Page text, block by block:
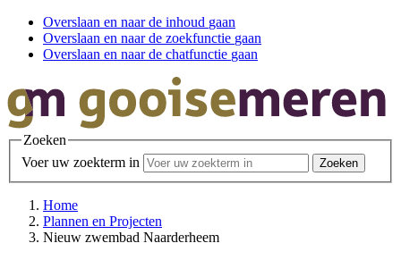
Overslaan en naar de inhoud gaan
Overslaan en naar de zoekfunctie gaan
Overslaan en naar de chatfunctie gaan
Zoeken
Voer uw zoekterm in
Home
Plannen en Projecten
Nieuw zwembad Naarderheem